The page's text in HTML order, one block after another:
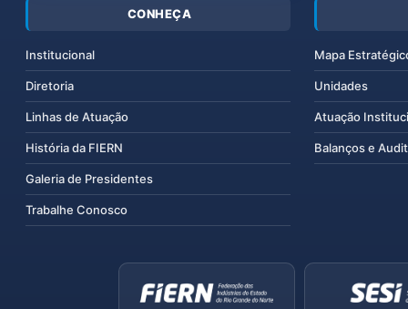
CONHEÇA
Institucional
Diretoria
Linhas de Atuação
História da FIERN
Galeria de Presidentes
Trabalhe Conosco
Mapa
Unidades
Atuação
Balanços e